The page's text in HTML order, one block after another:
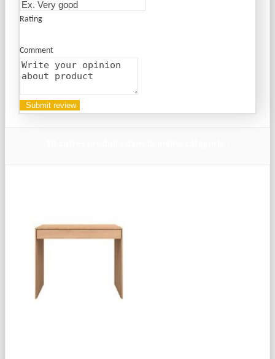
Rating
Comment